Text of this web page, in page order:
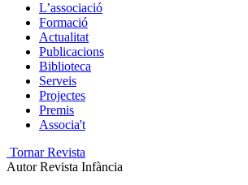
L’associació
Formació
Actualitat
Publicacions
Biblioteca
Serveis
Projectes
Premis
Associa't
Tornar Revista
Autor Revista Infància